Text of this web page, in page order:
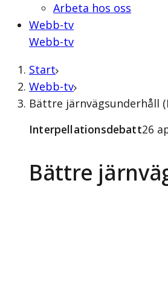
Arbeta hos oss
Webb-tv
Webb-tv
Start
Webb-tv
Bättre järnvägsunderhåll
Bättre
Interpellationsdebatt26